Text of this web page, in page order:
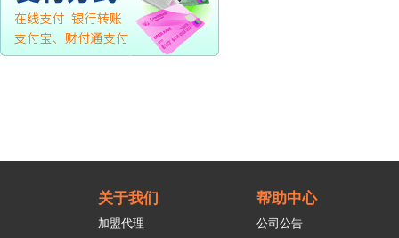
关于我们
加盟代理
帮助中心
公司公告